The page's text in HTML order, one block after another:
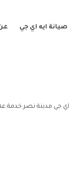
صيانة ايه اي جي
جي مدينة نصر خدمة